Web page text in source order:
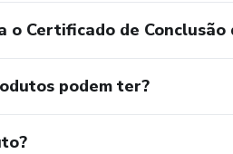
o Certificado de
podem ter?